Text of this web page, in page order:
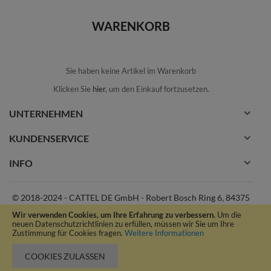
Wir verwenden Cookies, um Ihre Erfahrung zu verbessern. Um die
neuen Datenschutzrichtlinien zu erfüllen, müssen wir Sie um Ihre
Zustimmung für Cookies fragen. Weitere Informationen
COOKIES ZULASSEN
WARENKORB
Sie haben keine Artikel im Warenkorb
Klicken Sie hier, um den Einkauf fortzusetzen.
UNTERNEHMEN
KUNDENSERVICE
INFO
© 2018-2024 - CATTEL DE GmbH - Robert Bosch Ring 6, 84375
Kirchdorf am Inn Deutschland|++43 (0)660 7971700 |
office@cattel.at | All rights reserved